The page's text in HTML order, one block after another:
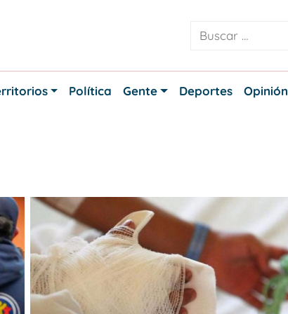
Política Gente Deportes Opinión